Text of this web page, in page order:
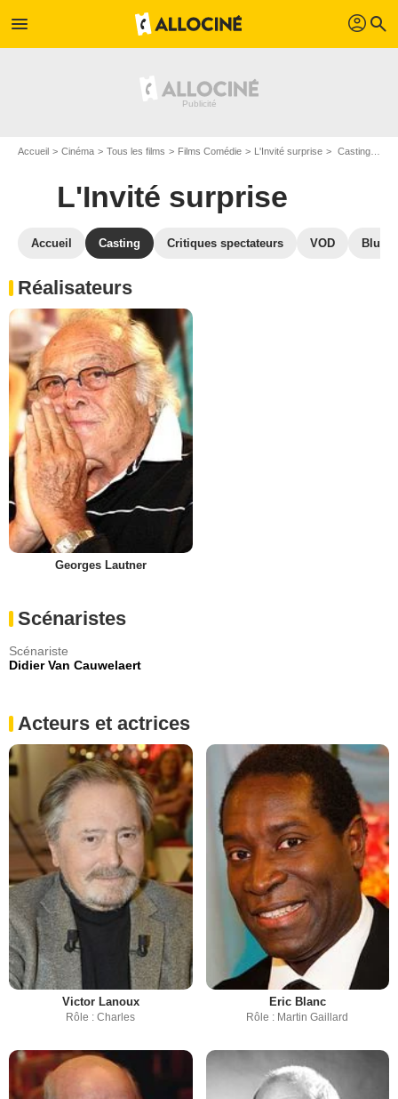
menu profil search
Accueil Cinéma Tous les films Films Comédie L'Invité surprise Casting L'Invité surprise
L'Invité surprise
Accueil Casting Critiques spectateurs VOD Blu-
Réalisateurs
Georges Lautner
Scénaristes
Scénariste
Didier Van Cauwelaert
Acteurs et actrices
Victor Lanoux
Rôle : Charles
Eric Blanc
Rôle : Martin Gaillard